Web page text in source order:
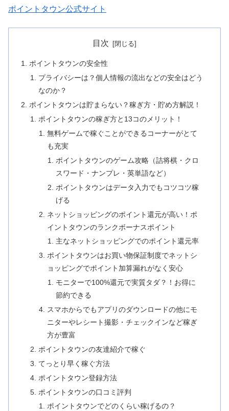
ポイントタウン公式サイト
目次
ポイントタウンの安全性
プライバシーは？個人情報の流出などの安全はどう
なのか？
ポイントタウンは貯まらない？稼ぎ方・貯め方解説！
ポイントタウンの稼ぎ方と13コのメリット！
無料ゲームで稼ぐことができるコーナーがとて
も充実
ポイントタウンのゲーム攻略（詰将棋・クロ
スワード・ナンプレ・英単語など）
ポイントタウンはデータ入力でもコツコツ稼
げる
ネットショッピングのポイント還元が高い！ポ
イントタウンのランクボーナスポイント
主なネットショッピングでのポイント還元率
ポイントタウンはお買い物保証制度でネットシ
ョッピングでポイント加算漏れがなく安心
モニターで100%還元で実質タダ？！お得に
節約できる
スマホからでもアプリのダウンロードの他にモ
ニターやレシート撮影・チェックインなど稼ぎ
方が豊富
ポイントタウンの友達紹介で稼ぐ
てっとり早く稼ぐ方法
ポイントタウン登録方法
ポイントタウンの口コミ評判
ポイントタウンでどのくらい稼げるの？